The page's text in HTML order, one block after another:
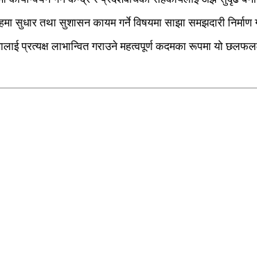
सुधार तथा सुशासन कायम गर्ने विषयमा साझा समझदारी
प्रत्यक्ष लाभान्वित गराउने महत्वपूर्ण कदमका रूपमा यो